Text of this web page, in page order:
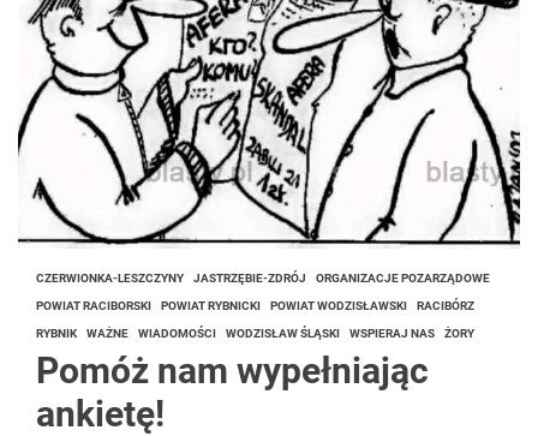
CZERWIONKA-LESZCZYNY JASTRZĘBIE-ZDRÓJ ORGANIZACJE POZARZĄDOWE
POWIAT RACIBORSKI POWIAT RYBNICKI POWIAT WODZISŁAWSKI RACIBÓRZ
RYBNIK WAŻNE WIADOMOŚCI WODZISŁAW ŚLĄSKI WSPIERAJ NAS ŻORY
Pomóż nam wypełniając
ankietę!